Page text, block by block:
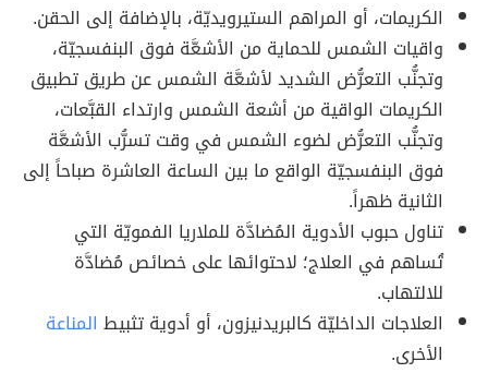
الكريمات، أو المراهم الستيرويديّة، بالإضافة إلى الحقن.
واقيات الشمس للحماية من الأشعَّة فوق البنفسجيّة،
وتجنُّب التعرُّض الشديد لأشعَّة الشمس عن طريق تطبيق
الكريمات الواقية من أشعة الشمس وارتداء القبَّعات،
وتجنُّب التعرُّض لضوء الشمس في وقت تسرُّب الأشعَّة
فوق البنفسجيّة الواقع ما بين الساعة العاشرة صباحاً إلى
الثانية ظهراً.
تناول حبوب الأدوية المُضادَّة للملاريا الفمويّة التي
تُساهم في العلاج؛ لاحتوائها على خصائص مُضادَّة
للالتهاب.
العلاجات الداخليّة كالبريدنيزون، أو أدوية تثبيط المناعة
الأخرى.